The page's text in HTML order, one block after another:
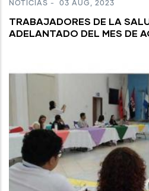
NOTICIAS - 03 AUG, 2023
TRABAJADORES DE LA
ADELANTADO DEL MES DE